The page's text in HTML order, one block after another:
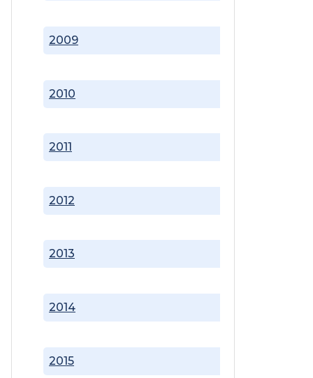
2009
2010
2011
2012
2013
2014
2015